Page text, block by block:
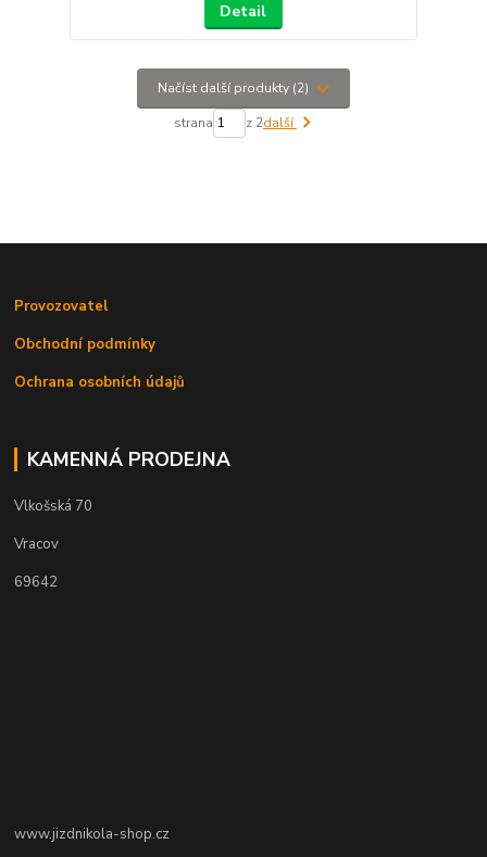
Detail
Načíst další produkty (2)
strana z 2další
Provozovatel
Obchodní podmínky
Ochrana osobních údajů
KAMENNÁ PRODEJNA
Vlkošská 70
Vracov
69642
www.jizdnikola-shop.cz